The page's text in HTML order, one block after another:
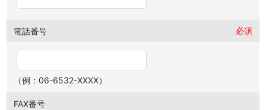
電話番号 必須
（例：06-6532-XXXX）
FAX番号